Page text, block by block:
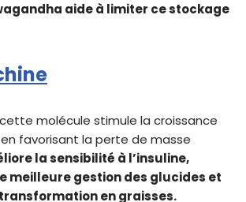
aide à limiter ce stockage
molécule stimule la croissance
favorisant la perte de masse
la sensibilité à l’insuline,
meilleure gestion des glucides et
en graisses.